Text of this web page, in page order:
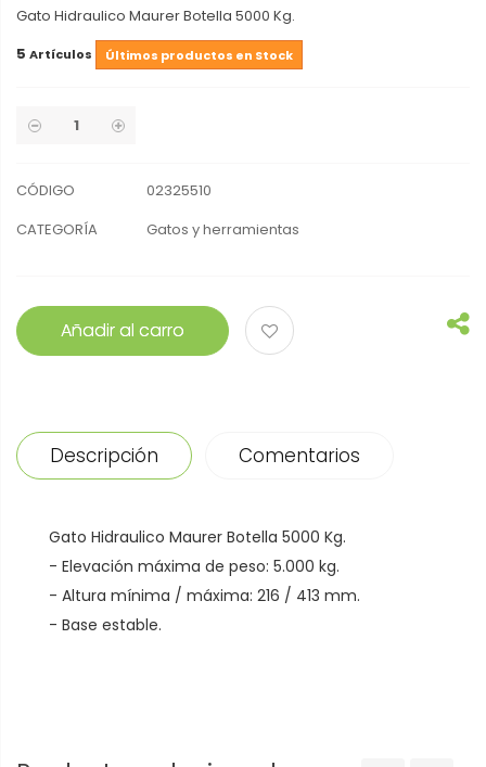
Gato Hidraulico Maurer Botella 5000 Kg.
5 Artículos Últimos productos en Stock
CÓDIGO
02325510
CATEGORÍA
Gatos y herramientas
Añadir al carro
Descripción Comentarios
Gato Hidraulico Maurer Botella 5000 Kg.
- Elevación máxima de peso: 5.000 kg.
- Altura mínima / máxima: 216 / 413 mm.
- Base estable.